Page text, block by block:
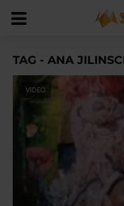
TAG - ANA
VIDEO